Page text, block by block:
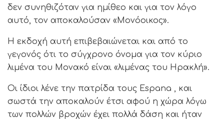
δεν συνηθιζόταν για ημίθεο και για τον λόγο
αυτό, τον αποκαλούσαν «Μονόοικος».
Η εκδοχή αυτή επιβεβαιώνεται και από το
γεγονός ότι το σύγχρονο όνομα για τον κύριο
λιμένα του Μονακό είναι «λιμένας του Ηρακλή».
Οι ίδιοι λένε την πατρίδα τους Espana , και
σωστά την αποκαλούν έτσι αφού η χώρα λόγω
των πολλών βροχών έχει πολλά δάση και ήταν